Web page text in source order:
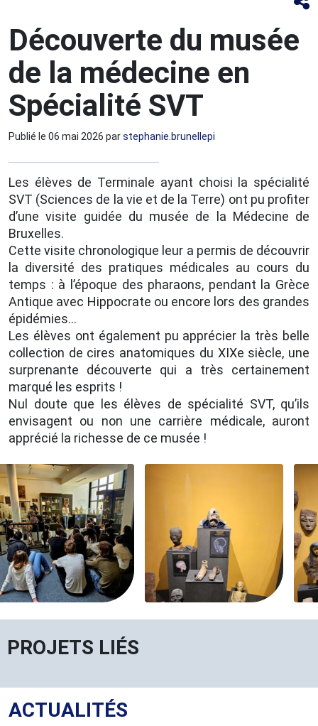
Découverte du musée
de la médecine en
Spécialité SVT
Publié le 06 mai 2026 parstephanie.brunellepi
Les élèves de Terminale ayant choisi la spécialité
SVT (Sciences de la vie et de la Terre) ont pu profiter
d’une visite guidée du musée de la Médecine de
Bruxelles.
Cette visite chronologique leur a permis de découvrir
la diversité des pratiques médicales au cours du
temps : à l’époque des pharaons, pendant la Grèce
Antique avec Hippocrate ou encore lors des grandes
épidémies…
Les élèves ont également pu apprécier la très belle
collection de cires anatomiques du XIXe siècle, une
surprenante découverte qui a très certainement
marqué les esprits !
Nul doute que les élèves de spécialité SVT, qu’ils
envisagent ou non une carrière médicale, auront
apprécié la richesse de ce musée !
PROJETS LIÉS
ACTUALITÉS